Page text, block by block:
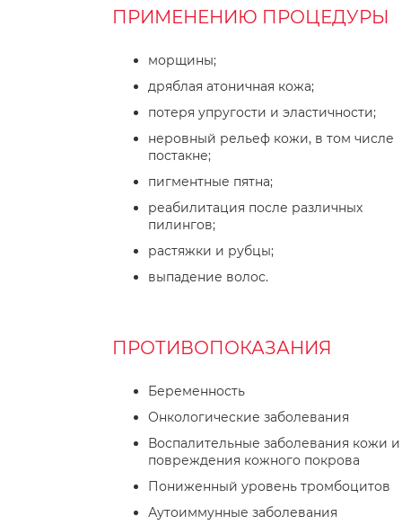
ПРИМЕНЕНИЮ ПРОЦЕДУРЫ
морщины;
дряблая атоничная кожа;
потеря упругости и эластичности;
неровный рельеф кожи, в том числе
постакне;
пигментные пятна;
реабилитация после различных
пилингов;
растяжки и рубцы;
выпадение волос.
ПРОТИВОПОКАЗАНИЯ
Беременность
Онкологические заболевания
Воспалительные заболевания кожи и
повреждения кожного покрова
Пониженный уровень тромбоцитов
Аутоиммунные заболевания